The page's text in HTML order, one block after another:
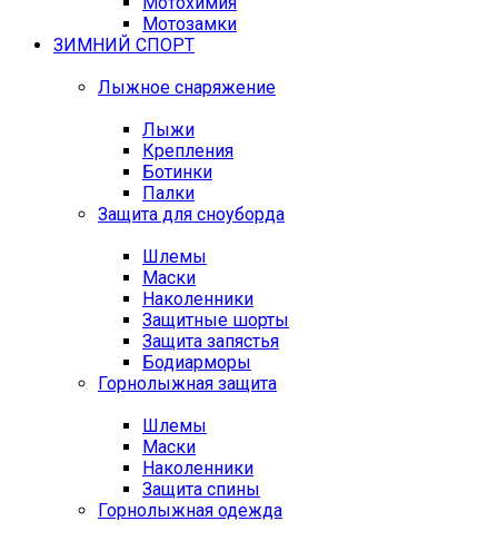
Мотозамки
ЗИМНИЙ СПОРТ
Лыжное снаряжение
Лыжи
Крепления
Ботинки
Палки
Защита для сноуборда
Шлемы
Маски
Наколенники
Защитные шорты
Защита запястья
Бодиарморы
Горнолыжная защита
Шлемы
Маски
Наколенники
Защита спины
Горнолыжная одежда